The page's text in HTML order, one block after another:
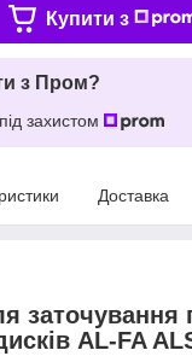
Купити з
з Пром?
захистом
Доставка
AL-FA